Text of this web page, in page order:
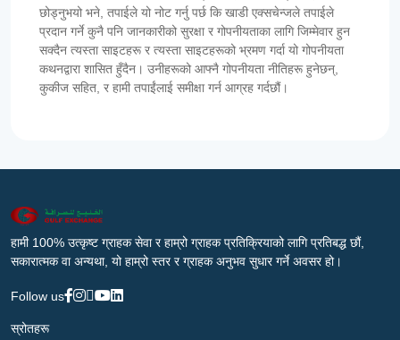
छोड्नुभयो भने, तपाईले यो नोट गर्नु पर्छ कि खाडी एक्सचेन्जले तपाईले
प्रदान गर्ने कुनै पनि जानकारीको सुरक्षा र गोपनीयताका लागि जिम्मेवार हुन
सक्दैन त्यस्ता साइटहरू र त्यस्ता साइटहरूको भ्रमण गर्दा यो गोपनीयता
कथनद्वारा शासित हुँदैन। उनीहरूको आफ्नै गोपनीयता नीतिहरू हुनेछन्,
कुकीज सहित, र हामी तपाईंलाई समीक्षा गर्न आग्रह गर्दछौं।
हामी 100% उत्कृष्ट ग्राहक सेवा र हाम्रो ग्राहक प्रतिक्रियाको लागि प्रतिबद्ध छौं,
सकारात्मक वा अन्यथा, यो हाम्रो स्तर र ग्राहक अनुभव सुधार गर्ने अवसर हो।
Follow us
स्रोतहरू